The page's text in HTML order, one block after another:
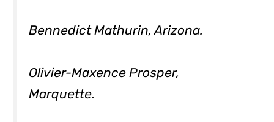
Bennedict Mathurin, Arizona.
Olivier-Maxence Prosper,
Marquette.